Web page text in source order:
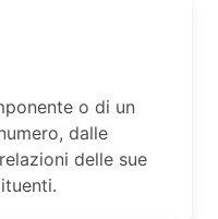
o di un
dalle
delle sue